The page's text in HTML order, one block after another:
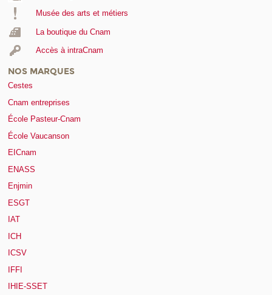
Musée des arts et métiers
La boutique du Cnam
Accès à intraCnam
NOS MARQUES
Cestes
Cnam entreprises
École Pasteur-Cnam
École Vaucanson
EICnam
ENASS
Enjmin
ESGT
IAT
ICH
ICSV
IFFI
IHIE-SSET